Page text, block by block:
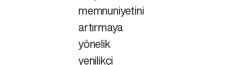
memnuniyetini
artırmaya
yönelik
yenilikçi